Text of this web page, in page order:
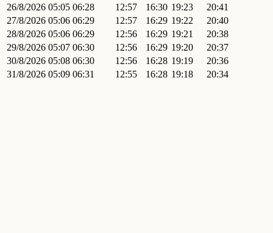
26/8/2026 05:05 06:28 12:57 16:30 19:23
20:41
27/8/2026 05:06 06:29 12:57 16:29 19:22
20:40
28/8/2026 05:06 06:29 12:56 16:29 19:21
20:38
29/8/2026 05:07 06:30 12:56 16:29 19:20
20:37
30/8/2026 05:08 06:30 12:56 16:28 19:19
20:36
31/8/2026 05:09 06:31 12:55 16:28 19:18 20:34